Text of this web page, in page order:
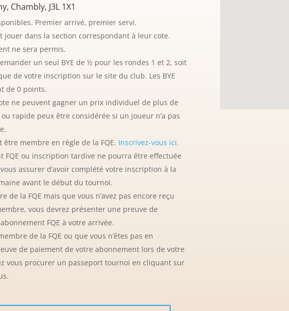
Chambly, J3L 1X1
Premier arrivé, premier servi.
jouer dans la section correspondant à leur cote.
ne sera permis.
un seul BYE de ½ pour les rondes 1 et 2, soit
de votre inscription sur le site du club. Les BYE
de 0 points.
ne peuvent gagner un prix individuel de plus de
rapide peux être considérée si un joueur n’a pas
membre en règle de la FQE. Inscrivez-vous ici.
FQE ou inscription tardive ne pourra être effectuée
assurer d’avoir complété votre inscription à la
avant le début du tournoi.
de la FQE mais que vous n’avez pas encore reçu
vous devrez présenter une preuve de
FQE à votre arrivée.
de la FQE ou que vous n’êtes pas en
de paiement de votre abonnement lors de votre
vous procurer un passeport tournoi en cliquant sur